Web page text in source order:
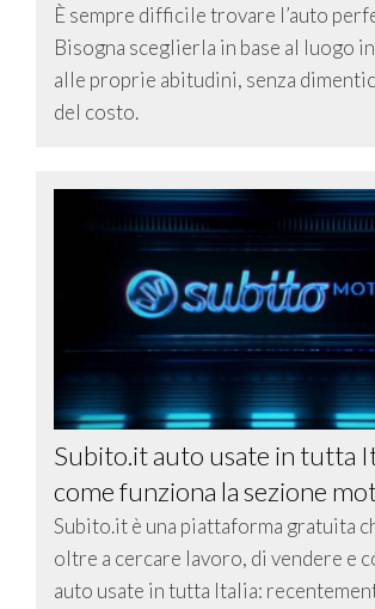
È sempre difficile trovare l’auto
Bisogna sceglierla in base al luogo
alle proprie abitudini, senza
del costo.
Subito.it auto usate in tutta
come funziona la sezione
Subito.it è una piattaforma gratuita
oltre a cercare lavoro, di vendere e
auto usate in tutta Italia: